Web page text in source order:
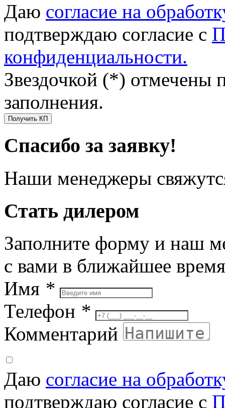
Даю согласие на
подтверждаю согласие с
конфиденциальности.
Звездочкой (*) отмечены
заполнения.
Получить КП
Спасибо за заявку!
Наши менеджеры
Стать дилером
Заполните форму и наш
с вами в ближайшее время
Имя *
Телефон *
Комментарий
Даю согласие на
подтверждаю согласие с